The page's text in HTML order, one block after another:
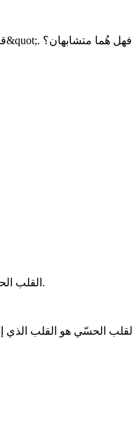
وقد أُشير إليه بنفس الكلمة، &quot;قلب&quot;. فهل هُما متشابهان؟
القلب الحسّي هو القلب الذي يضخّ الدم لأجسادنا.